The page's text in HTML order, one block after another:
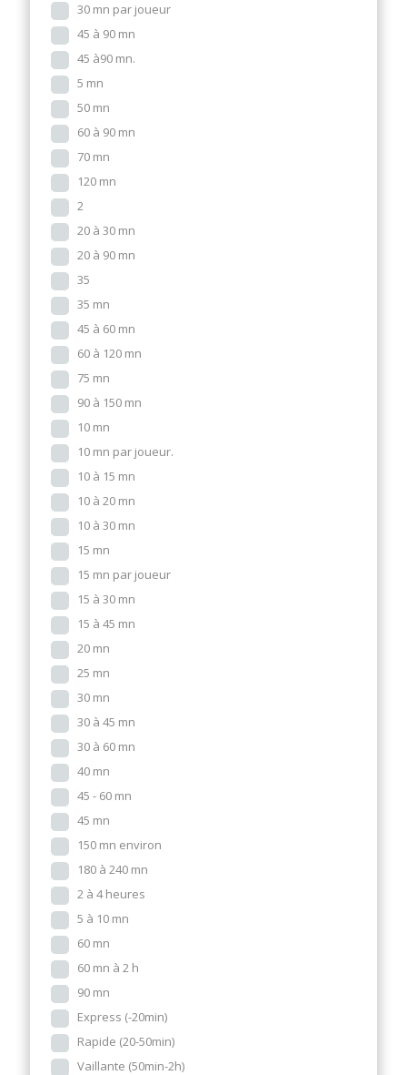
30 mn par joueur
45 à 90 mn
45 à90 mn.
5 mn
50 mn
60 à 90 mn
70 mn
120 mn
2
20 à 30 mn
20 à 90 mn
35
35 mn
45 à 60 mn
60 à 120 mn
75 mn
90 à 150 mn
10 mn
10 mn par joueur.
10 à 15 mn
10 à 20 mn
10 à 30 mn
15 mn
15 mn par joueur
15 à 30 mn
15 à 45 mn
20 mn
25 mn
30 mn
30 à 45 mn
30 à 60 mn
40 mn
45 - 60 mn
45 mn
150 mn environ
180 à 240 mn
2 à 4 heures
5 à 10 mn
60 mn
60 mn à 2 h
90 mn
Express (-20min)
Rapide (20-50min)
Vaillante (50min-2h)